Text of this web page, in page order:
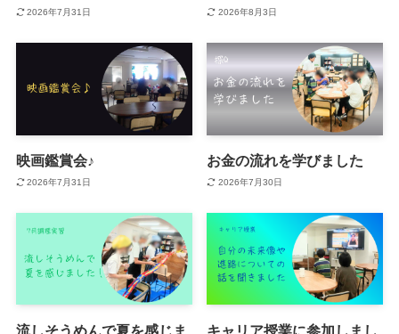
2026年7月31日 2026年8月3日
映画鑑賞会♪
2026年7月31日
お金の流れを学びました
2026年7月30日
流しそうめんで夏を感じま キャリア授業に参加しまし